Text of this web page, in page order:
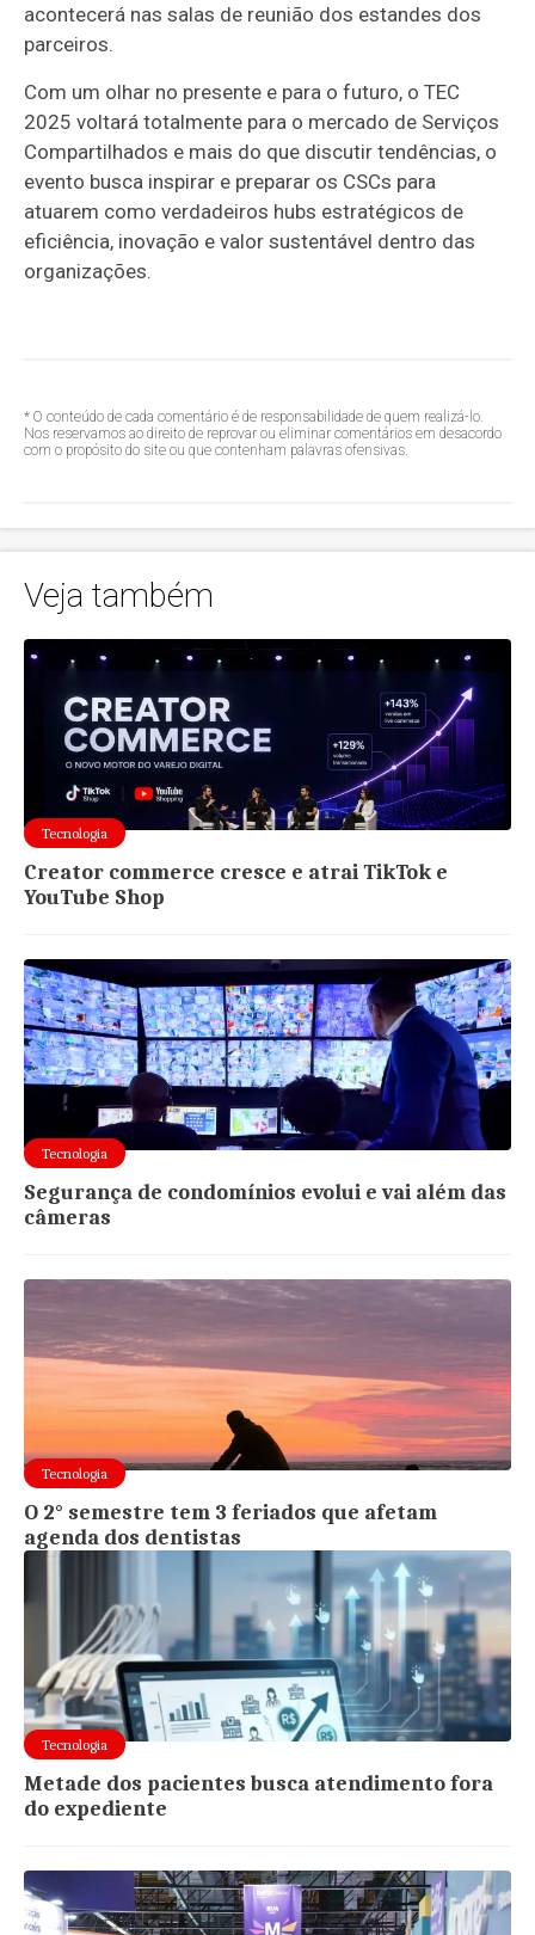
acontecerá nas salas de reunião dos estandes dos
parceiros.
Com um olhar no presente e para o futuro, o TEC
2025 voltará totalmente para o mercado de Serviços
Compartilhados e mais do que discutir tendências, o
evento busca inspirar e preparar os CSCs para
atuarem como verdadeiros hubs estratégicos de
eficiência, inovação e valor sustentável dentro das
organizações.
* O conteúdo de cada comentário é de responsabilidade de quem realizá-lo.
Nos reservamos ao direito de reprovar ou eliminar comentários em desacordo
com o propósito do site ou que contenham palavras ofensivas.
Veja também
Tecnologia
Creator commerce cresce e atrai TikTok e
YouTube Shop
Tecnologia
Segurança de condomínios evolui e vai além das
câmeras
Tecnologia
O 2° semestre tem 3 feriados que afetam
agenda dos dentistas
Tecnologia
Metade dos pacientes busca atendimento fora
do expediente